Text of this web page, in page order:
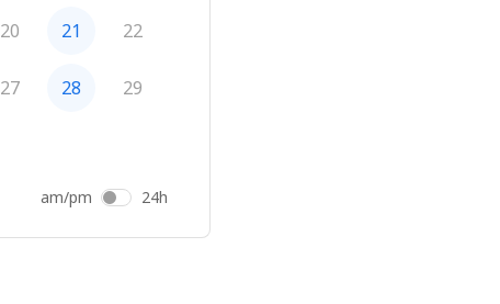
20 21 22
27 28 29
am/pm 24h